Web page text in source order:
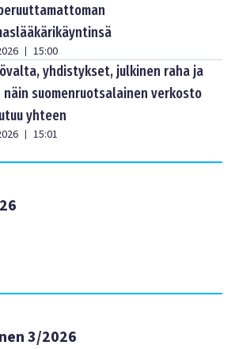
| 15:00
yhdistykset, julkinen raha ja
näin suomenruotsalainen verkosto
yhteen
| 15:01
3/2026